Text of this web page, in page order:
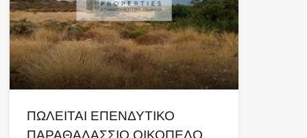
ΠΩΛΕΙΤΑΙ ΕΠΕΝΔΥΤΙΚΟ
ΠΑΡΑΘΑΛΑΣΣΙΟ ΟΙΚΟΠΕΔΟ